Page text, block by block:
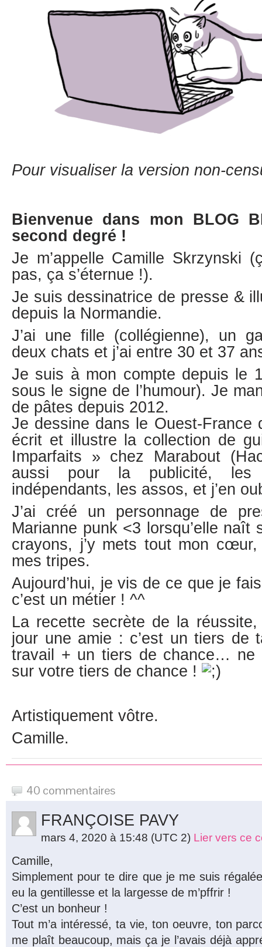
Pour visualiser la version non-
Bienvenue dans mon BLOG
second degré !
Je m’appelle Camille Skrzynski
pas, ça s’éternue !).
Je suis dessinatrice de presse &
depuis la Normandie.
J’ai une fille (collégienne), un
deux chats et j’ai entre 30 et 37
Je suis à mon compte depuis le
sous le signe de l’humour). Je
de pâtes depuis 2012.
Je dessine dans le Ouest-France
écrit et illustre la collection de
Imparfaits » chez Marabout
aussi pour la publicité, les
indépendants, les assos, et j’en
J’ai créé un personnage de
Marianne punk <3 lorsqu’elle naît
crayons, j’y mets tout mon
mes tripes.
Aujourd’hui, je vis de ce que je
c’est un métier ! ^^
La recette secrète de la réussite,
jour une amie : c’est un tiers de
travail + un tiers de chance… ne
sur votre tiers de chance !
Artistiquement vôtre.
Camille.
40 commentaires
FRANÇOISE PAVY
mars 4, 2020 à 15:48 (UTC 2) Lier vers ce
Camille,
Simplement pour te dire que je me suis
eu la gentillesse et la largesse de m’pffrir !
C’est un bonheur !
Tout m’a intéressé, ta vie, ton oeuvre, ton
me plaît beaucoup, mais ça je l’avais déjà